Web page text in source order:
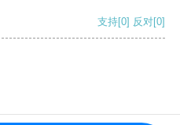
支持[0] 反对[0]